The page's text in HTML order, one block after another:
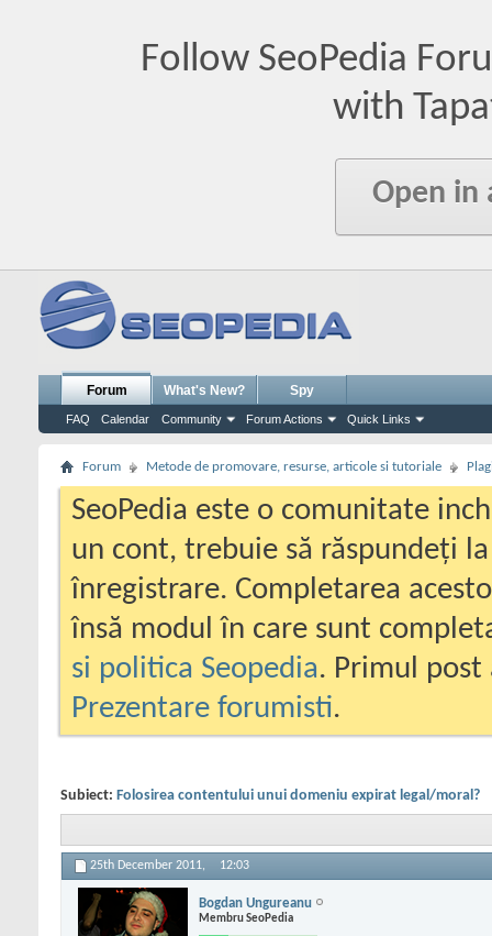
Follow SeoPedia
with
Open in
Forum
FAQ Calendar Community Forum Actions Quick Links
What's New? Spy
Forum Metode de promovare, resurse, articole si tutoriale
SeoPedia este o comunitate
un cont, trebuie să răspundeți
înregistrare. Completarea
însă modul în care sunt
si politica Seopedia. Primul
Prezentare forumisti.
Subiect: Folosirea contentului unui domeniu expirat legal/moral?
25th December 2011, 12:03
Bogdan Ungureanu
Membru SeoPedia